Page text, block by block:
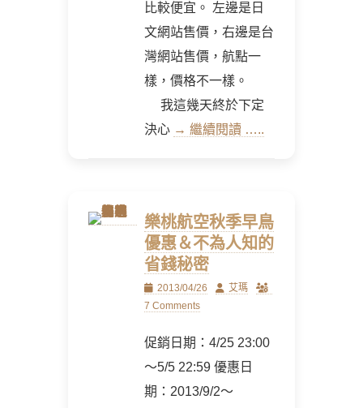
比較便宜。 左邊是日
文網站售價，右邊是台
灣網站售價，航點一
樣，價格不一樣。
我這幾天終於下定
決心 → 繼續閱讀 …..
樂桃航空秋季早鳥
優惠＆不為人知的
省錢秘密
Posted
on
2013/04/26 Author
艾瑪
7 Comments
促銷日期：4/25 23:00
～5/5 22:59 優惠日
期：2013/9/2～